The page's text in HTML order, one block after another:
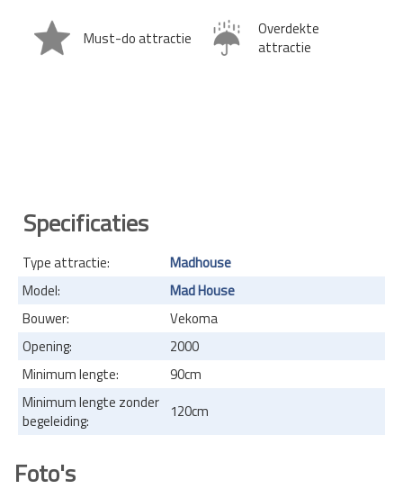
Must-do attractie
Overdekte
attractie
Specificaties
Type attractie:
Madhouse
Model:
Mad House
Bouwer:
Vekoma
Opening:
2000
Minimum lengte:
90cm
Minimum lengte zonder
begeleiding:
120cm
Foto's